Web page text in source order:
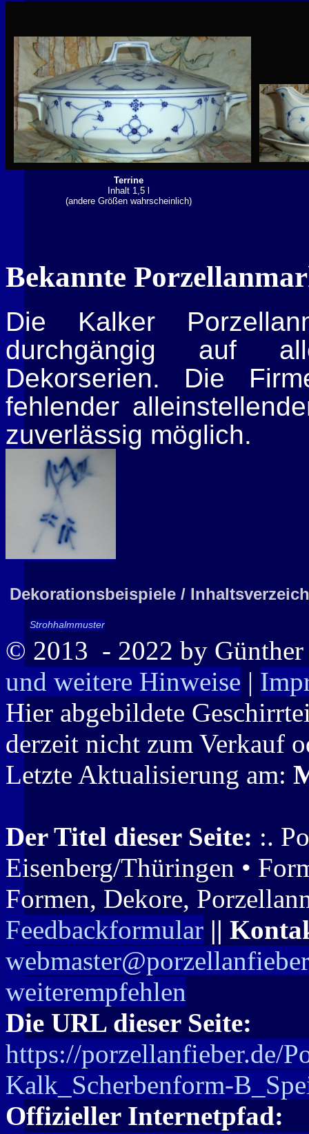
Terrine
Inhalt 1,5 l
(andere Größen wahrscheinlich)
Bekannte
Die Kalker
durchgängig auf
Dekorserien. Die
fehlender
zuverlässig möglich.
Dekorationsbeispiele /
Strohhalmmuster
© 2013 - 2022 by
und weitere Hinweise |
Hier abgebildete
derzeit nicht zum Verkauf
Letzte Aktualisierung am:
Der Titel dieser Seite: :.
Eisenberg/Thüringen •
Formen, Dekore,
Feedbackformular ||
weiterempfehlen
Die URL dieser Seite:
https://porzellanfieber.de/
Kalk_Scherbenform-
Offizieller Internetpfad: